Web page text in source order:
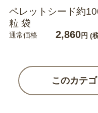
ペレットシード約
粒 袋
通常価格 2,860円 (
このカテ